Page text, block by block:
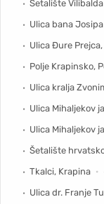
Šetalište
Ulica bana
Ulica Đure
Polje Krapinsko,
Ulica kralja
Ulica Mihaljekov
Ulica Mihaljekov
Šetalište
Tkalci, Krapina
Ulica dr. Franje